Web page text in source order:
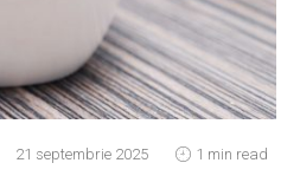
21 septembrie 2025 1 min read